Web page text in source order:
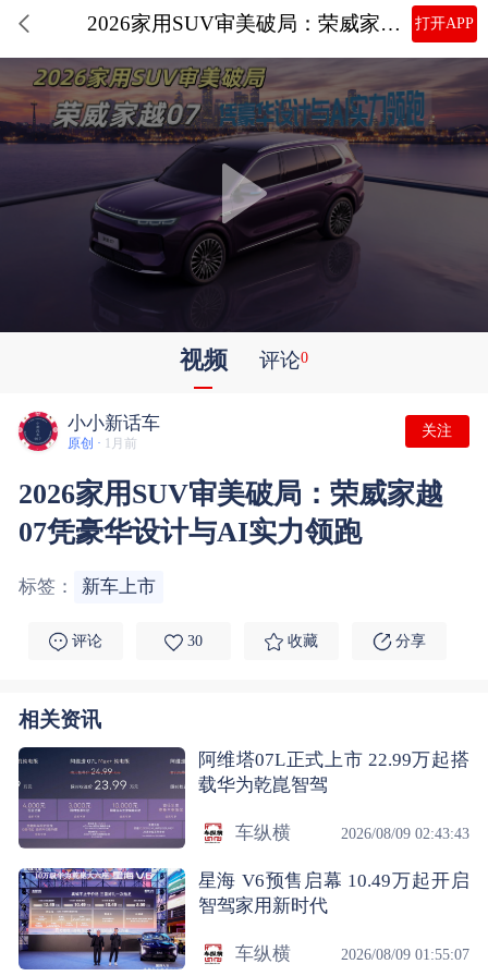
2026家用SUV审美破局：荣威家越07凭豪华设计与AI实力领跑 打开APP
视频 评论0
小小新话车
原创 · 1月前
关注
2026家用SUV审美破局：荣威家越
07凭豪华设计与AI实力领跑
标签： 新车上市
评论 30 收藏 分享
相关资讯
阿维塔07L正式上市 22.99万起搭
载华为乾崑智驾
车纵横 2026/08/09 02:43:43
星海 V6预售启幕 10.49万起开启
智驾家用新时代
车纵横 2026/08/09 01:55:07